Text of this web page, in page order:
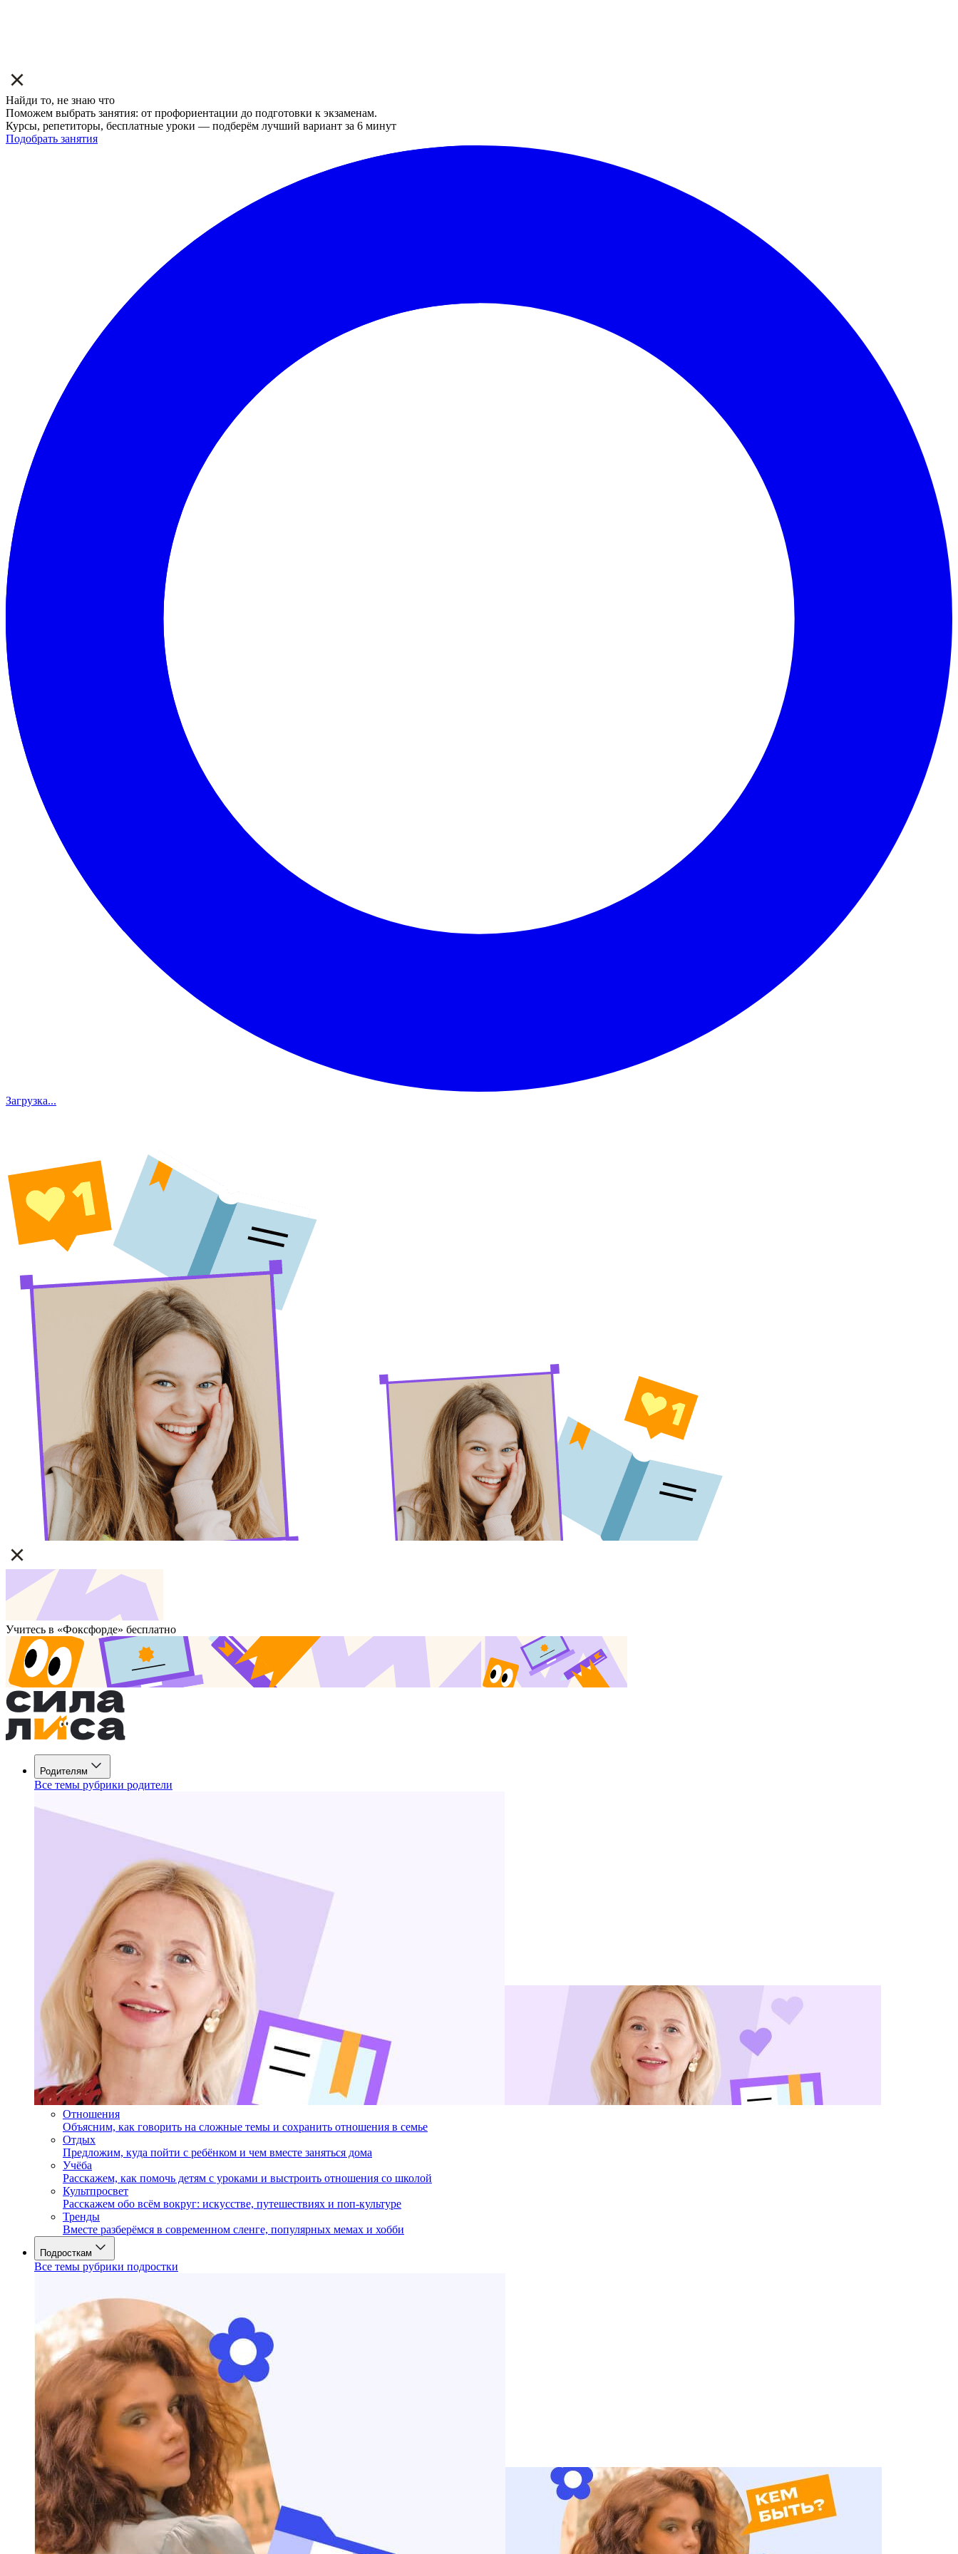
Найди то, не знаю что
Поможем выбрать занятия: от профориентации до подготовки к экзаменам.
Курсы, репетиторы, бесплатные уроки — подберём лучший вариант за 6 минут
Подобрать занятия
Загрузка...
Учитесь в «Фоксфорде» бесплатно
Родителям
Все темы рубрики родители
Отношения
Объясним, как говорить на сложные темы и сохранить отношения в семье
Отдых
Предложим, куда пойти с ребёнком и чем вместе заняться дома
Учёба
Расскажем, как помочь детям с уроками и выстроить отношения со школой
Культпросвет
Расскажем обо всём вокруг: искусстве, путешествиях и поп-культуре
Тренды
Вместе разберёмся в современном сленге, популярных мемах и хобби
Подросткам
Все темы рубрики подростки